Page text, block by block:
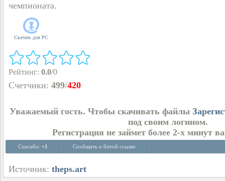
чемпионата.
Скачать для PC
Рейтинг: 0.0/0
Счетчики: 499/420
Уважаемый гость. Чтобы скачивать файлы
под своим логином.
Регистрация не займет более 2-х минут
Спасибо: +1 Сообщить о битой ссылке
Источник: theps.art